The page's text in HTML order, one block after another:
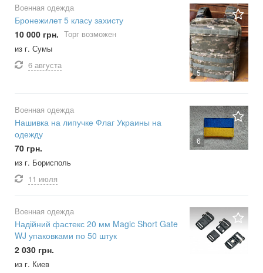
5
Военная одежда
Бронежилет 5 класу захисту
10 000 грн. Торг возможен
из г. Сумы
6 августа
6
Военная одежда
Нашивка на липучке Флаг Украины на
одежду
70 грн.
из г. Борисполь
11 июля
Военная одежда
Надійний фастекс 20 мм Magic Short Gate
WJ упаковками по 50 штук
2 030 грн.
из г. Киев